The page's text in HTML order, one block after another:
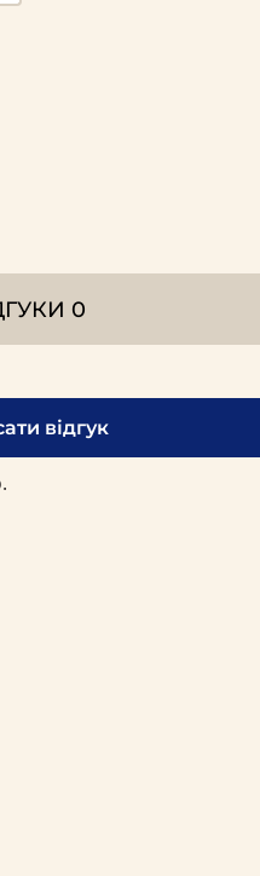
0
відгук